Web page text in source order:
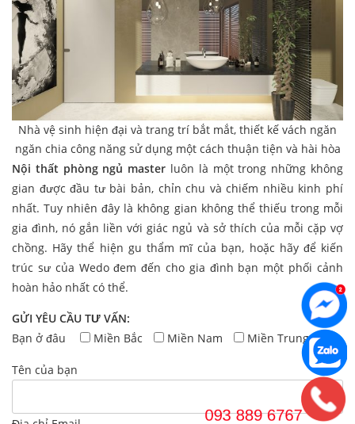
Nhà vệ sinh hiện đại và trang trí bắt mắt, thiết kế vách ngăn
ngăn chia công năng sử dụng một cách thuận tiện và hài hòa
Nội thất phòng ngủ master luôn là một trong những không
gian được đầu tư bài bản, chỉn chu và chiếm nhiều kinh phí
nhất. Tuy nhiên đây là không gian không thể thiếu trong mỗi
gia đình, nó gắn liền với giác ngủ và sở thích của mỗi cặp vợ
chồng. Hãy thể hiện gu thẩm mĩ của bạn, hoặc hãy để kiến
trúc sư của Wedo đem đến cho gia đình bạn một phối cảnh
hoàn hảo nhất có thể.
GỬI YÊU CẦU TƯ VẤN:
Bạn ở đâu
Miền Bắc Miền Nam Miền Trung
Tên của bạn